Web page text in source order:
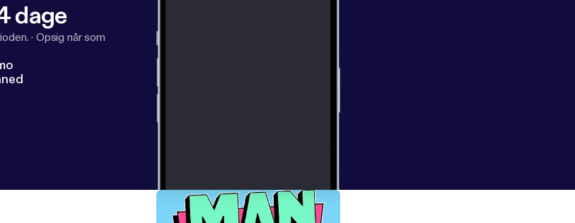
dage
· Opsig når som